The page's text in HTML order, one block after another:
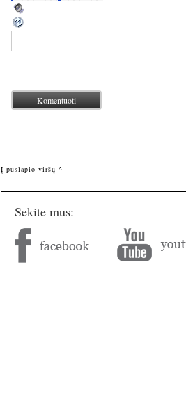
Į puslapio viršų ^
Sekite mus: